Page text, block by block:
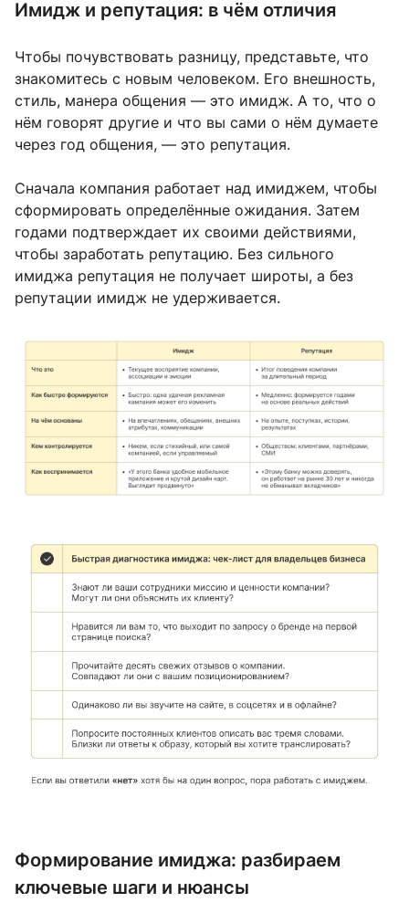
Имидж и репутация: в чём отличия
Чтобы почувствовать разницу, представьте, что
знакомитесь с новым человеком. Его внешность,
стиль, манера общения — это имидж. А то, что о
нём говорят другие и что вы сами о нём думаете
через год общения, — это репутация.
Сначала компания работает над имиджем, чтобы
сформировать определённые ожидания. Затем
годами подтверждает их своими действиями,
чтобы заработать репутацию. Без сильного
имиджа репутация не получает широты, а без
репутации имидж не удерживается.
Формирование имиджа: разбираем
ключевые шаги и нюансы